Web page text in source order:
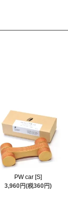
PW car [S]
3,960円(税360円)